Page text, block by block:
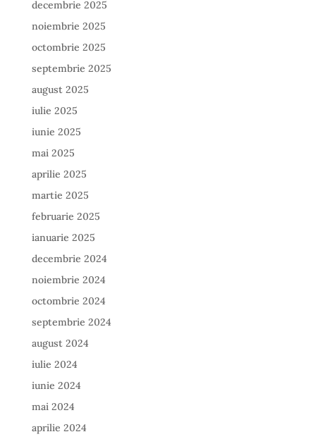
decembrie 2025
noiembrie 2025
octombrie 2025
septembrie 2025
august 2025
iulie 2025
iunie 2025
mai 2025
aprilie 2025
martie 2025
februarie 2025
ianuarie 2025
decembrie 2024
noiembrie 2024
octombrie 2024
septembrie 2024
august 2024
iulie 2024
iunie 2024
mai 2024
aprilie 2024